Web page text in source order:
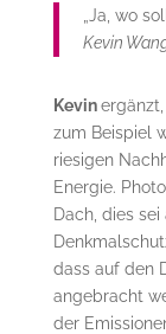
„Ja, wo
Kevin
Kevin
zum Beispiel
riesigen
Energie.
Dach, dies
dass auf den
angebracht
der